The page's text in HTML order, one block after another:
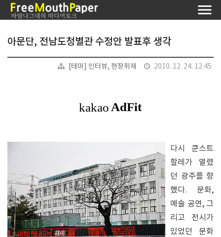
아문단, 전남도청별관 수정안 발표후 생각
[테마] 인터뷰, 현장취재 2010. 12. 24. 12:45
다시 쿤스트
할레가 열렸
던 광주를 향
했다. 문화,
예술 공연, 그
리고 전시가
있었던 문화